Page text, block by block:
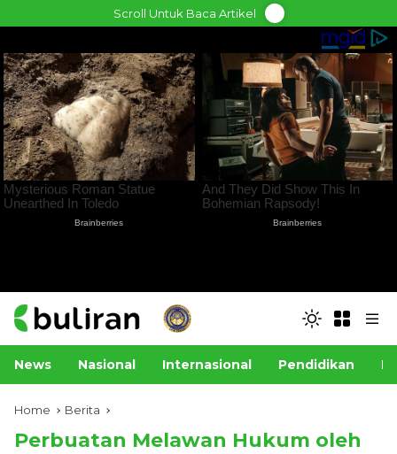
to
Scroll Untuk Baca Artikel
News Nasional Internasional Pendidikan
Home Berita
Perbuatan Melawan Hukum oleh